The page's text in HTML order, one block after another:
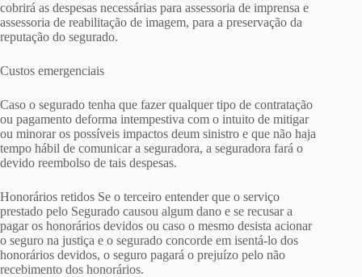
cobrirá as despesas necessárias para assessoria de imprensa e
assessoria de reabilitação de imagem, para a preservação da
reputação do segurado.
Custos emergenciais
Caso o segurado tenha que fazer qualquer tipo de contratação
ou pagamento deforma intempestiva com o intuito de mitigar
ou minorar os possíveis impactos deum sinistro e que não haja
tempo hábil de comunicar a seguradora, a seguradora fará o
devido reembolso de tais despesas.
Honorários retidos Se o terceiro entender que o serviço
prestado pelo Segurado causou algum dano e se recusar a
pagar os honorários devidos ou caso o mesmo desista acionar
o seguro na justiça e o segurado concorde em isentá-lo dos
honorários devidos, o seguro pagará o prejuízo pelo não
recebimento dos honorários.